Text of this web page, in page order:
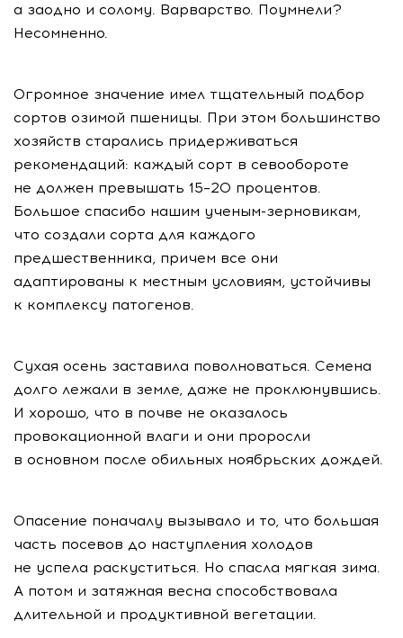
а заодно и солому. Варварство. Поумнели?
Несомненно.
Огромное значение имел тщательный подбор
сортов озимой пшеницы. При этом большинство
хозяйств старались придерживаться
рекомендаций: каждый сорт в севообороте
не должен превышать 15–20 процентов.
Большое спасибо нашим ученым-зерновикам,
что создали сорта для каждого
предшественника, причем все они
адаптированы к местным условиям, устойчивы
к комплексу патогенов.
Сухая осень заставила поволноваться. Семена
долго лежали в земле, даже не проклюнувшись.
И хорошо, что в почве не оказалось
провокационной влаги и они проросли
в основном после обильных ноябрьских дождей.
Опасение поначалу вызывало и то, что большая
часть посевов до наступления холодов
не успела раскуститься. Но спасла мягкая зима.
А потом и затяжная весна способствовала
длительной и продуктивной вегетации.